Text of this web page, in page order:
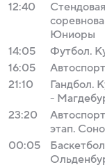
12:40
Юниоры
14:05
Футбол.
16:05
21:10
Гандбол.
-
23:20
этап.
00:05